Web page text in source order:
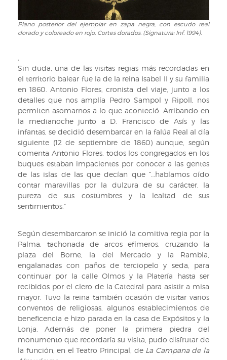
siglo
zapa
negra.
En
plano
ant.,
plancha
dorada
coloreada
en
rojo,
verde,
azul
y
blanco,
con
arquitectónico
que
recoge
los
escudos
estandartes
Baleares,
Cataluña
Aragón,
junto
á
Baleares,
Cataluña
y
Aragón,
en
1860
/
escrita
de
órden
de
Su
Majestad
la
Reina
D.
Antonio
Flores.
(Signatura
INF
1994).
Plano
posterior
en
zapa
negra,
con
escudo
real
dorado
y
coloreado
en
rojo.
Cortes
dorados.
(Signatura:
Plano posterior del ejemplar en zapa negra, con escudo real
dorado y coloreado en rojo. Cortes dorados. (Signatura: Inf. 1994).
,
Sin duda, una de las visitas regias más recordadas en
el territorio balear fue la de la reina Isabel II y su familia
en 1860. Antonio Flores, cronista del viaje, junto a los
detalles que nos amplía Pedro Sampol y Ripoll, nos
permiten asomarnos a lo que aconteció. Arribando en
la medianoche junto a D. Francisco de Asís y las
infantas, se decidió desembarcar en la falúa Real al día
siguiente (12 de septiembre de 1860) aunque, según
comenta Antonio Flores, todos los congregados en los
buques estaban impacientes por conocer a las gentes
de las islas de las que decían que “…habíamos oído
contar maravillas por la dulzura de su carácter, la
pureza de sus costumbres y la lealtad de sus
sentimientos.”
Según desembarcaron se inició la comitiva regia por la
Palma, tachonada de arcos efímeros, cruzando la
plaza del Borne, la del Mercado y la Rambla,
engalanadas con paños de terciopelo y seda, para
continuar por la calle Olmos y la Platería hasta ser
recibidos por el clero de la Catedral para asistir a misa
mayor. Tuvo la reina también ocasión de visitar varios
conventos de religiosas, algunos establecimientos de
beneficencia e hizo parada en la casa de Expósitos y la
Lonja. Además de poner la primera piedra del
monumento que recordaría su visita, pudo disfrutar de
la función, en el Teatro Principal, de La Campana de la